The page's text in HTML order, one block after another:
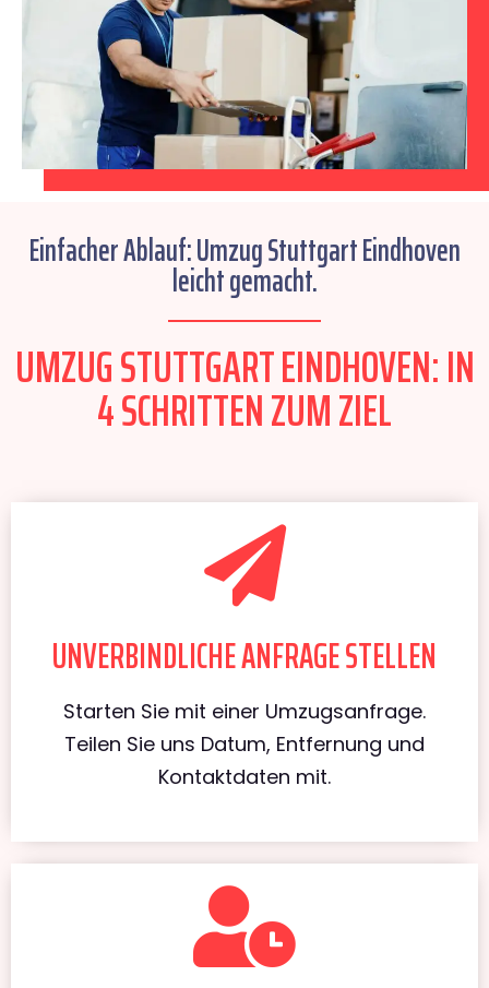
Einfacher Ablauf: Umzug Stuttgart Eindhoven
leicht gemacht.
UMZUG STUTTGART EINDHOVEN: IN
4 SCHRITTEN ZUM ZIEL
UNVERBINDLICHE ANFRAGE STELLEN
Starten Sie mit einer Umzugsanfrage.
Teilen Sie uns Datum, Entfernung und
Kontaktdaten mit.